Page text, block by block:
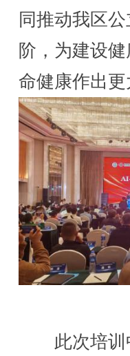
同推动我区
阶，为建设
命健康作出
此次培训